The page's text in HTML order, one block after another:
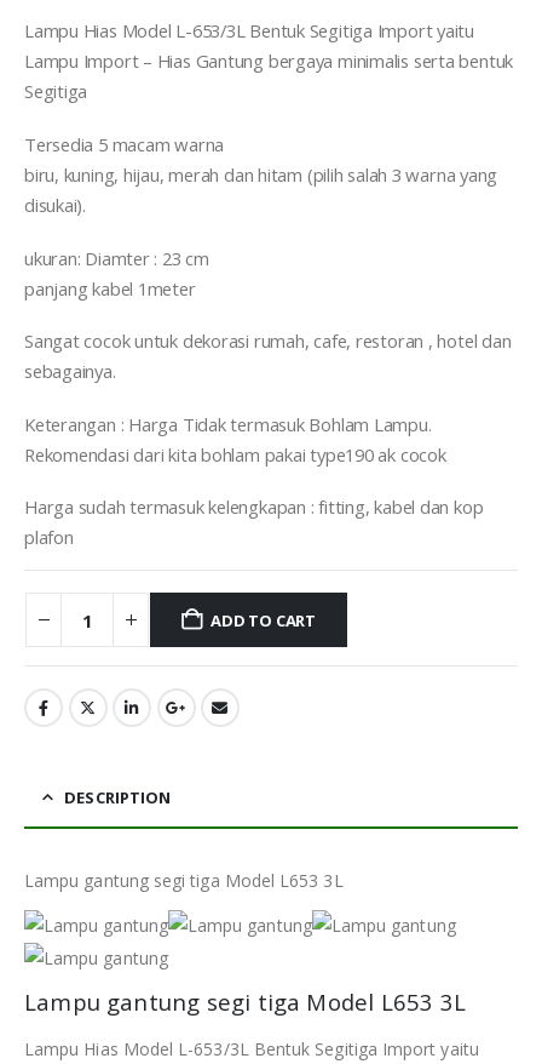
Lampu Hias Model L-653/3L Bentuk Segitiga Import yaitu
Lampu Import – Hias Gantung bergaya minimalis serta bentuk
Segitiga
Tersedia 5 macam warna
biru, kuning, hijau, merah dan hitam (pilih salah 3 warna yang
disukai).
ukuran: Diamter : 23 cm
panjang kabel 1meter
Sangat cocok untuk dekorasi rumah, cafe, restoran , hotel dan
sebagainya.
Keterangan : Harga Tidak termasuk Bohlam Lampu.
Rekomendasi dari kita bohlam pakai type190 ak cocok
Harga sudah termasuk kelengkapan : fitting, kabel dan kop
plafon
ADD TO CART
DESCRIPTION
Lampu gantung segi tiga Model L653 3L
Lampu gantung segi tiga Model L653 3L
Lampu Hias Model L-653/3L Bentuk Segitiga Import yaitu